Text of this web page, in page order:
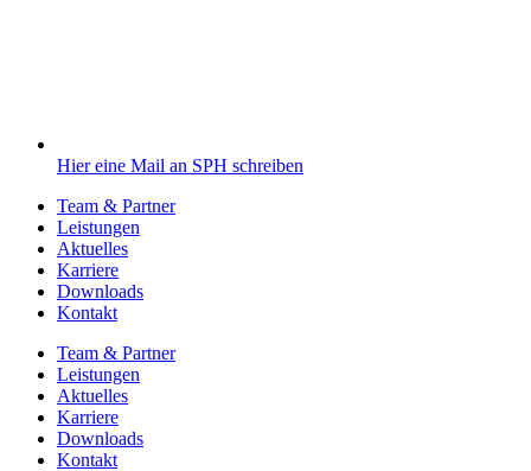
Hier eine Mail an SPH schreiben
Team & Partner
Leistungen
Aktuelles
Karriere
Downloads
Kontakt
Team & Partner
Leistungen
Aktuelles
Karriere
Downloads
Kontakt